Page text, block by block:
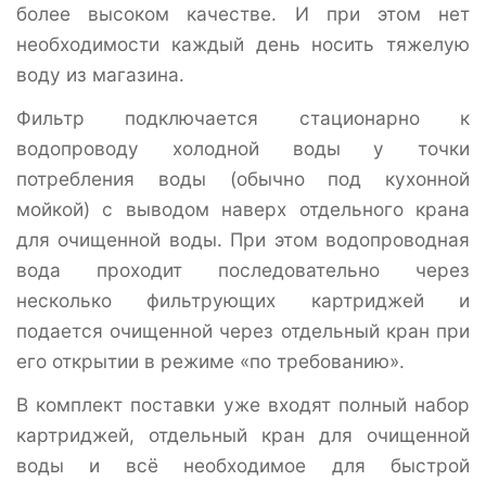
более высоком качестве. И при этом нет
необходимости каждый день носить тяжелую
воду из магазина.
Фильтр подключается стационарно к
водопроводу холодной воды у точки
потребления воды (обычно под кухонной
мойкой) с выводом наверх отдельного крана
для очищенной воды. При этом водопроводная
вода проходит последовательно через
несколько фильтрующих картриджей и
подается очищенной через отдельный кран при
его открытии в режиме «по требованию».
В комплект поставки уже входят полный набор
картриджей, отдельный кран для очищенной
воды и всё необходимое для быстрой